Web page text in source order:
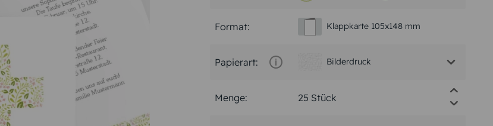
Format: Klappkarte 105x148 mm
Papierart: Bilderdruck
Menge: